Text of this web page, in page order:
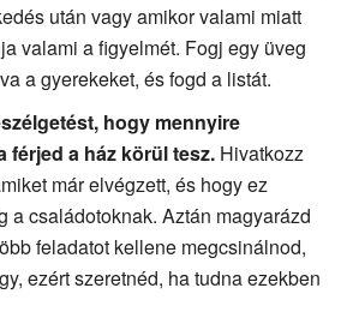
után vagy amikor valami miatt
valami a figyelmét. Fogj egy üveg
a gyerekeket, és fogd a listát.
hogy mennyire
férjed a ház körül tesz. Hivatkozz
már elvégzett, és hogy ez
a családotoknak. Aztán magyarázd
feladatot kellene megcsinálnod,
ezért szeretnéd, ha tudna ezekben